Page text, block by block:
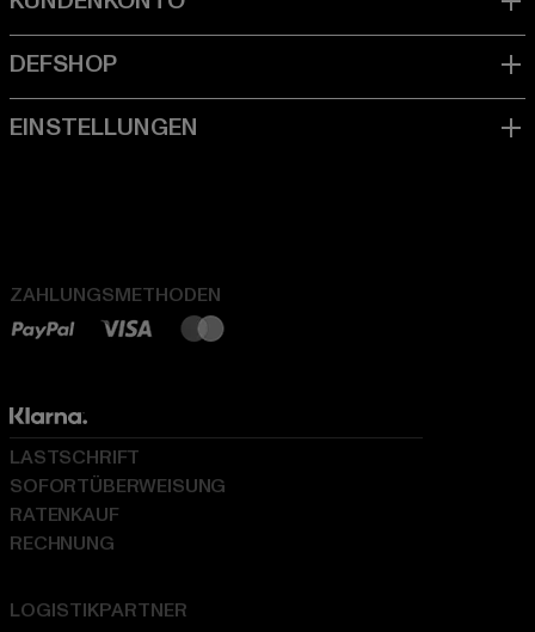
ZAHLUNGSMETHODEN
LOGISTIKPARTNER
LASTSCHRIFT
SOFORTÜBERWEISUNG
RATENKAUF
RECHNUNG